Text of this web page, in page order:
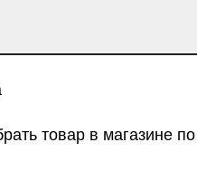
товар в магазине